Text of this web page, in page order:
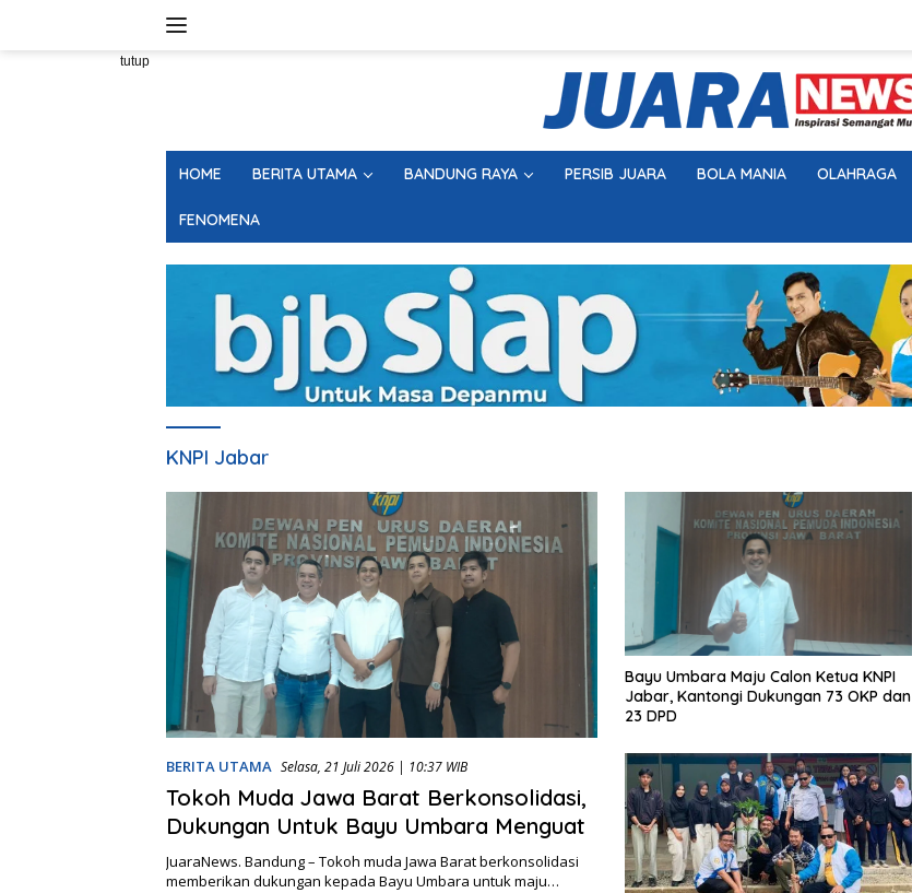
tutup
HOME BERITA UTAMA BANDUNG RAYA PERSIB JUARA BOLA MANIA OLAHRAGA
FENOMENA
KNPI Jabar
BERITA UTAMA Selasa, 21 Juli 2026 | 10:37 WIB
Tokoh Muda Jawa Barat Berkonsolidasi,
Dukungan Untuk Bayu Umbara Menguat
JuaraNews. Bandung – Tokoh muda Jawa Barat berkonsolidasi
memberikan dukungan kepada Bayu Umbara untuk maju…
Bayu Umbara Maju Calon Ketua KNPI
Jabar, Kantongi Dukungan 73 OKP dan
23 DPD